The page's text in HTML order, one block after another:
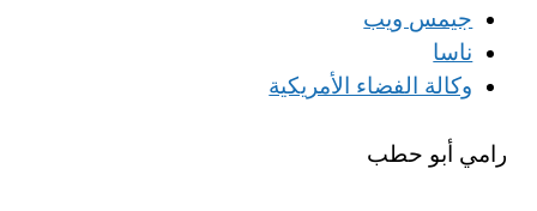
جيمس ويب
ناسا
وكالة الفضاء الأمريكية
رامي أبو حطب